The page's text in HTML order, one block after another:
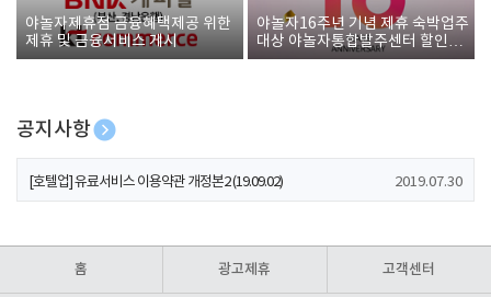
야놀자제휴점 금융혜택제공 위한
제휴 및 금융서비스 게시
야놀자16주년 기념 제휴 숙박업주
대상 야놀자통합발주센터 할인쿠
폰 증정
공지사항
[호텔업] 개인정보 처리방침 개정본1 (19.09.02)
[호텔업] 유료서비스 이용약관 개정본2 (19.09.02) 2019.07.30
홈 광고제휴 고객센터